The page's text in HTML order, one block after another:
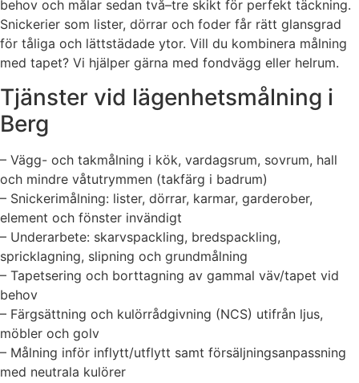
behov och målar sedan två–tre skikt för perfekt täckning.
Snickerier som lister, dörrar och foder får rätt glansgrad
för tåliga och lättstädade ytor. Vill du kombinera målning
med tapet? Vi hjälper gärna med fondvägg eller helrum.
Tjänster vid lägenhetsmålning i
Berg
– Vägg- och takmålning i kök, vardagsrum, sovrum, hall
och mindre våtutrymmen (takfärg i badrum)
– Snickerimålning: lister, dörrar, karmar, garderober,
element och fönster invändigt
– Underarbete: skarvspackling, bredspackling,
spricklagning, slipning och grundmålning
– Tapetsering och borttagning av gammal väv/tapet vid
behov
– Färgsättning och kulörrådgivning (NCS) utifrån ljus,
möbler och golv
– Målning inför inflytt/utflytt samt försäljningsanpassning
med neutrala kulörer